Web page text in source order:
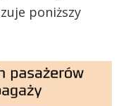
poniższy